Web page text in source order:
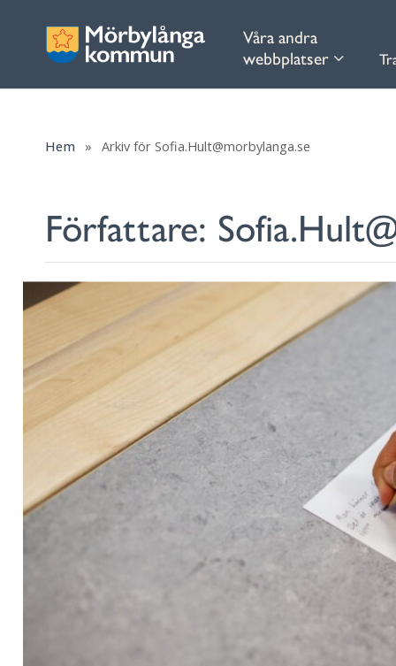
Våra andra
webbplatser
Hem » Arkiv för Sofia.Hult@morbylanga.se
Författare: